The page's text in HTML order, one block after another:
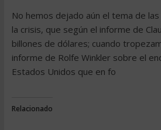
No hemos dejado aún el tema de
la crisis, que según el informe de
billones de dólares; cuando
informe de Rolfe Winkler sobre el
Estados Unidos que en fo
Relacionado